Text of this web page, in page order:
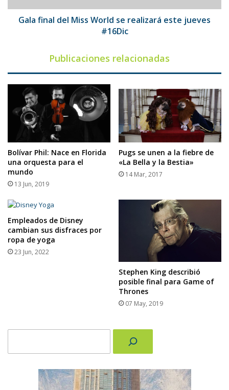
jueves
#16DicGala final del Miss World se realizará este jueves
#16Dic
Publicaciones relacionadas
Bolívar Phil: Nace en Florida
una orquesta para el
mundo
13 Jun, 2019
Pugs se unen a la fiebre de
«La Bella y la Bestia»
14 Mar, 2017
Empleados de Disney
cambian sus disfraces por
ropa de yoga
23 Jun, 2022
Stephen King describió
posible final para Game of
Thrones
07 May, 2019